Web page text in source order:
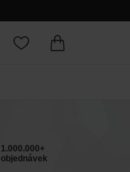
1.000.000+
objednávek